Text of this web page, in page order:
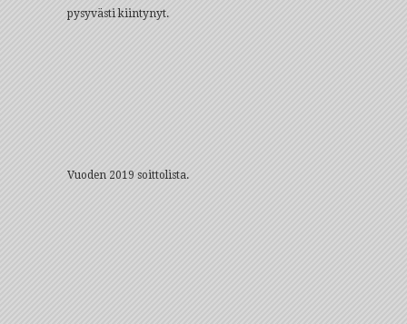
pysyvästi kiintynyt.
Vuoden 2019 soittolista.